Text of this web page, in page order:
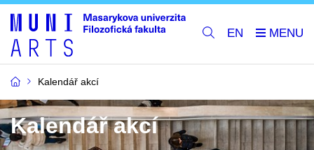
EN
Kalendář akcí
Kalendář akcí